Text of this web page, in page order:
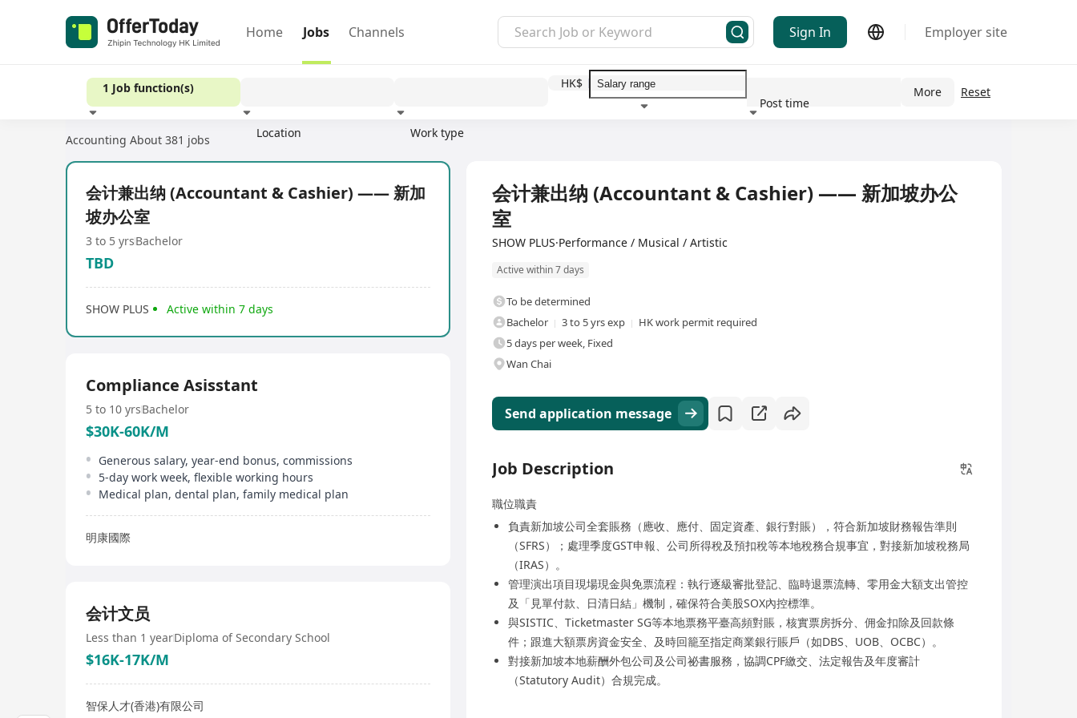
Home Jobs Channels Sign In Employer site
1 Job function(s)
Location Work type
HK$
Post time
More Reset
Accounting About 381 jobs
会计兼出纳 (Accountant & Cashier) —— 新加
坡办公室
3 to 5 yrsBachelor
TBD
SHOW PLUS Active within 7 days
Compliance Asisstant
5 to 10 yrsBachelor
$30K-60K/M
Generous salary, year-end bonus, commissions
5-day work week, flexible working hours
Medical plan, dental plan, family medical plan
明康國際
会计文员
Less than 1 yearDiploma of Secondary School
$16K-17K/M
智保人才(香港)有限公司
会计兼出纳 (Accountant & Cashier) —— 新加坡办公
室
SHOW PLUS·Performance / Musical / Artistic
Active within 7 days
To be determined
Bachelor
3 to 5 yrs exp
HK work permit required
5 days per week, Fixed
Wan Chai
Send application message
Job Description
職位職責
負責新加坡公司全套賬務（應收、應付、固定資產、銀行對賬），符合新加坡財務報告準則
（SFRS）；處理季度GST申報、公司所得稅及預扣稅等本地稅務合規事宜，對接新加坡稅務局
（IRAS）。
管理演出項目現場現金與免票流程：執行逐級審批登記、臨時退票流轉、零用金大額支出管控
及「見單付款、日清日結」機制，確保符合美股SOX內控標準。
與SISTIC、Ticketmaster SG等本地票務平臺高頻對賬，核實票房拆分、佣金扣除及回款條
件；跟進大額票房資金安全、及時回籠至指定商業銀行賬戶（如DBS、UOB、OCBC）。
對接新加坡本地薪酬外包公司及公司祕書服務，協調CPF繳交、法定報告及年度審計
（Statutory Audit）合規完成。